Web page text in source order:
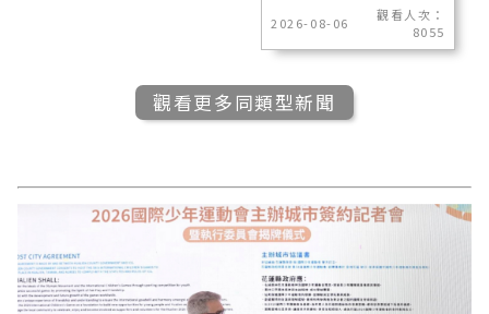
2026-08-06
觀看人次：
8055
觀看更多同類型新聞